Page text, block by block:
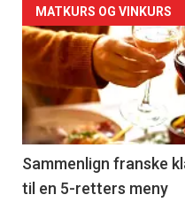
Forsiden
akkurat
nå
-
5
MATKURS OG VINKURS
Sammenlign franske
til en 5-retters meny